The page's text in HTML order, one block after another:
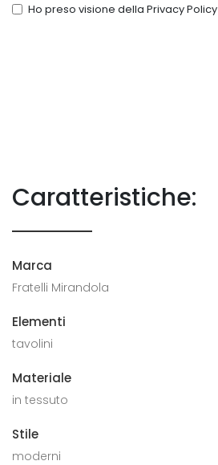
Ho preso visione della Privacy Policy
Caratteristiche:
Marca
Fratelli Mirandola
Elementi
tavolini
Materiale
in tessuto
Stile
moderni